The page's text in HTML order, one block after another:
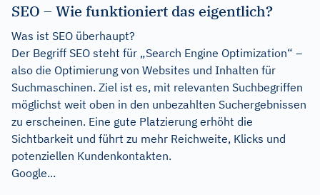
SEO – Wie funktioniert das eigentlich?
Was ist SEO überhaupt?
Der Begriff SEO steht für „Search Engine Optimization“ –
also die Optimierung von Websites und Inhalten für
Suchmaschinen. Ziel ist es, mit relevanten Suchbegriffen
möglichst weit oben in den unbezahlten Suchergebnissen
zu erscheinen. Eine gute Platzierung erhöht die
Sichtbarkeit und führt zu mehr Reichweite, Klicks und
potenziellen Kundenkontakten.
Google...